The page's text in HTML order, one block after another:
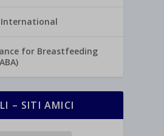
for Breastfeeding
– SITI AMICI